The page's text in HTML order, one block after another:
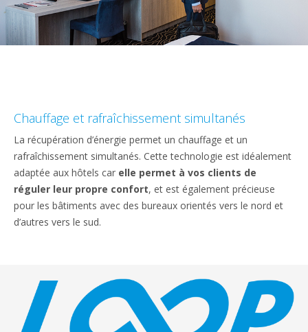
Chauffage et rafraîchissement simultanés
La récupération d’énergie permet un chauffage et un
rafraîchissement simultanés. Cette technologie est idéalement
adaptée aux hôtels car elle permet à vos clients de
réguler leur propre confort, et est également précieuse
pour les bâtiments avec des bureaux orientés vers le nord et
d’autres vers le sud.